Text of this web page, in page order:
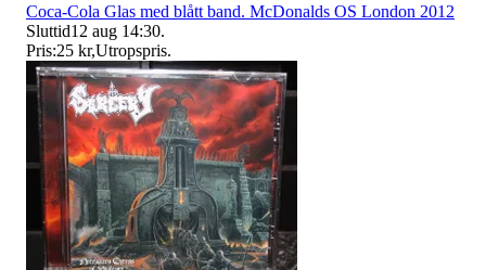
Coca-Cola Glas med blått band. McDonalds OS London 2012
Sluttid12 aug 14:30.
Pris:25 kr,Utropspris.